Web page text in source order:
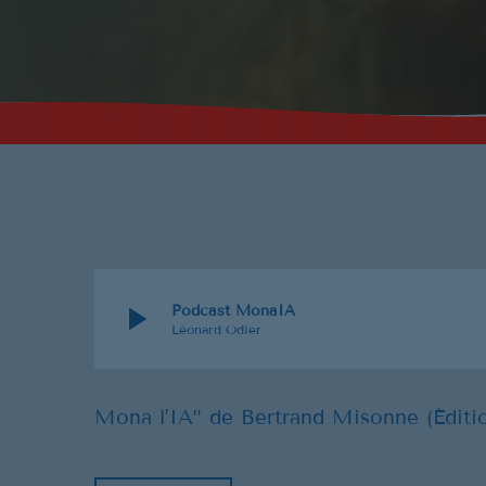
play_arrow Podcast MonaIA
Léonard Odier
Mona l’IA” de Bertrand Misonne